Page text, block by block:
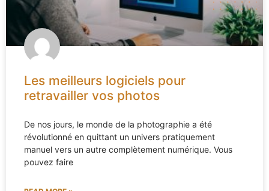
Les meilleurs logiciels pour
retravailler vos photos
De nos jours, le monde de la photographie a été
révolutionné en quittant un univers pratiquement
manuel vers un autre complètement numérique. Vous
pouvez faire